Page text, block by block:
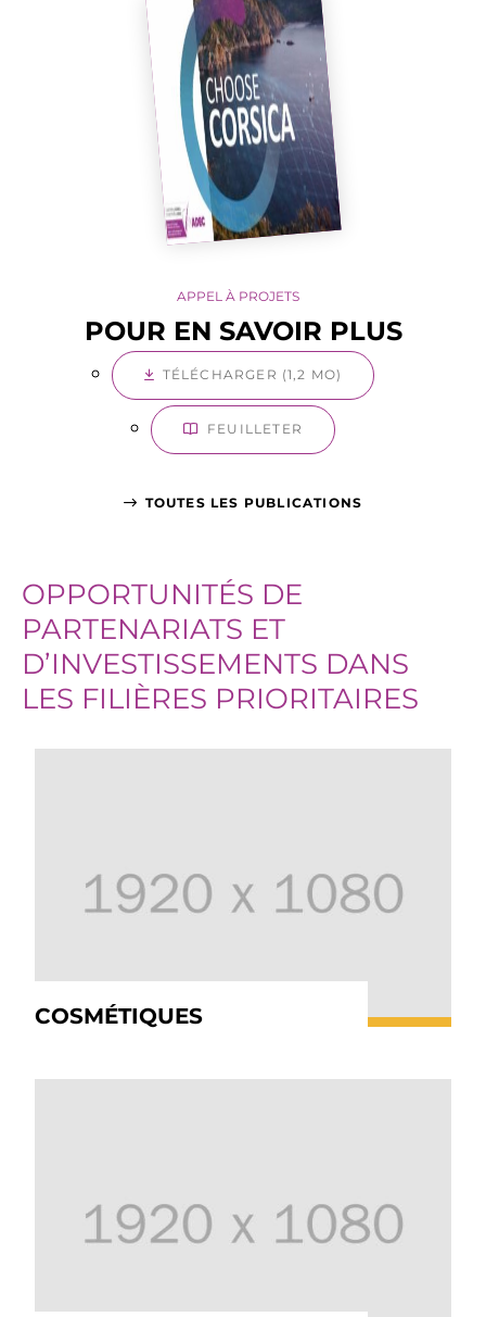
APPEL À PROJETS
POUR EN SAVOIR PLUS
TÉLÉCHARGER (1,2 MO)
FEUILLETER
TOUTES LES PUBLICATIONS
OPPORTUNITÉS DE
PARTENARIATS ET
D’INVESTISSEMENTS DANS
LES FILIÈRES PRIORITAIRES
COSMÉTIQUES